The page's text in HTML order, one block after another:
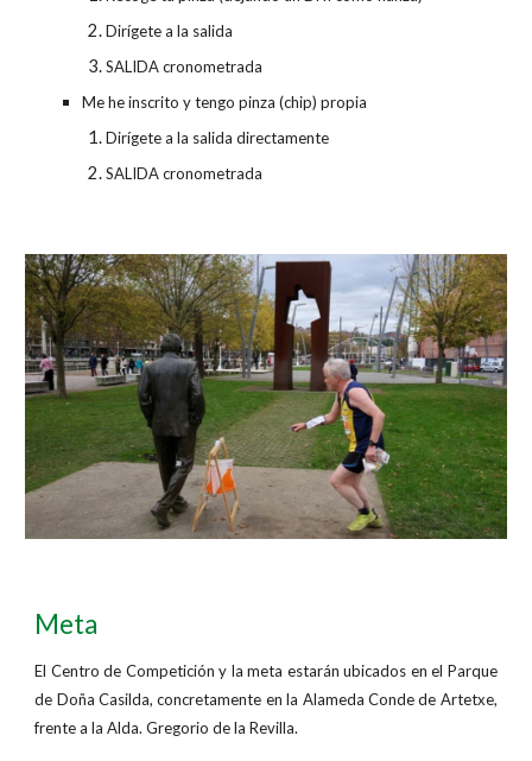
Dirígete a la salida
SALIDA cronometrada
Me he inscrito y tengo pinza (chip) propia
Dirígete a la salida directamente
SALIDA cronometrada
Meta
El Centro de Competición y la meta estarán ubicados en el Parque
de Doña Casilda, concretamente en la Alameda Conde de Artetxe,
frente a la Alda. Gregorio de la Revilla.